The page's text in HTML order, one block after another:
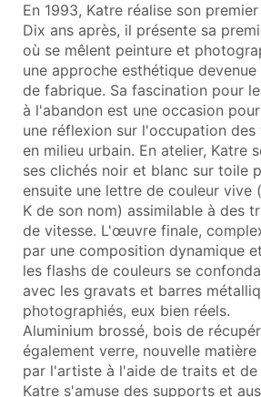
En 1993, Katre réalise son
Dix ans après, il présente sa
où se mêlent peinture et
une approche esthétique devenue
de fabrique. Sa fascination pour
à l'abandon est une occasion
une réflexion sur l'occupation
en milieu urbain. En atelier, Katre
ses clichés noir et blanc sur toile
ensuite une lettre de couleur vive
K de son nom) assimilable à des
de vitesse. L'œuvre finale,
par une composition dynamique
les flashs de couleurs se
avec les gravats et barres
photographiés, eux bien réels.
Aluminium brossé, bois de
également verre, nouvelle
par l'artiste à l'aide de traits et de
Katre s'amuse des supports et